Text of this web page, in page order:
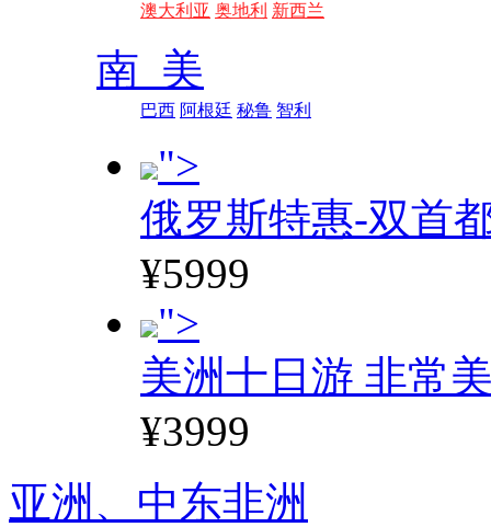
澳大利亚 奥地利 新西兰
南 美
巴西 阿根廷 秘鲁 智利
">
俄罗斯特惠-双首
¥5999
">
美洲十日游 非常
¥3999
亚洲、 中东非洲